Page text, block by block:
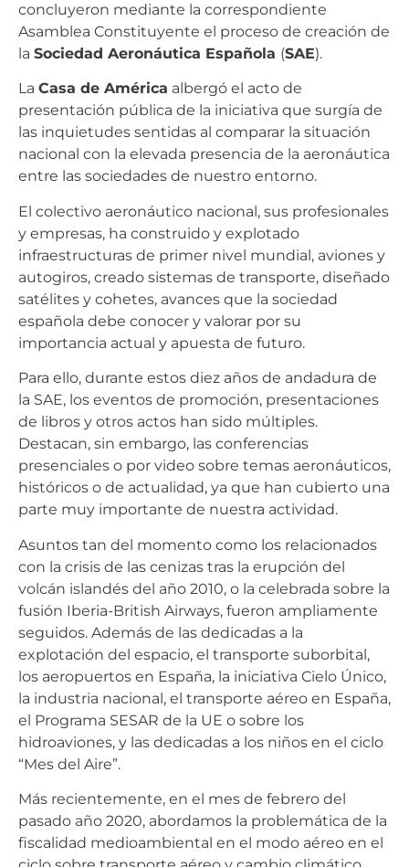
concluyeron mediante la correspondiente
Asamblea Constituyente el proceso de creación de
la Sociedad Aeronáutica Española (SAE).
La Casa de América albergó el acto de
presentación pública de la iniciativa que surgía de
las inquietudes sentidas al comparar la situación
nacional con la elevada presencia de la aeronáutica
entre las sociedades de nuestro entorno.
El colectivo aeronáutico nacional, sus profesionales
y empresas, ha construido y explotado
infraestructuras de primer nivel mundial, aviones y
autogiros, creado sistemas de transporte, diseñado
satélites y cohetes, avances que la sociedad
española debe conocer y valorar por su
importancia actual y apuesta de futuro.
Para ello, durante estos diez años de andadura de
la SAE, los eventos de promoción, presentaciones
de libros y otros actos han sido múltiples.
Destacan, sin embargo, las conferencias
presenciales o por video sobre temas aeronáuticos,
históricos o de actualidad, ya que han cubierto una
parte muy importante de nuestra actividad.
Asuntos tan del momento como los relacionados
con la crisis de las cenizas tras la erupción del
volcán islandés del año 2010, o la celebrada sobre la
fusión Iberia-British Airways, fueron ampliamente
seguidos. Además de las dedicadas a la
explotación del espacio, el transporte suborbital,
los aeropuertos en España, la iniciativa Cielo Único,
la industria nacional, el transporte aéreo en España,
el Programa SESAR de la UE o sobre los
hidroaviones, y las dedicadas a los niños en el ciclo
“Mes del Aire”.
Más recientemente, en el mes de febrero del
pasado año 2020, abordamos la problemática de la
fiscalidad medioambiental en el modo aéreo en el